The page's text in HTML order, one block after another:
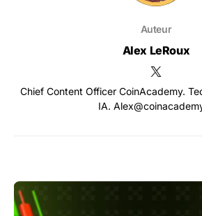
Auteur
Alex LeRoux
Chief Content Officer CoinAcademy.
IA.